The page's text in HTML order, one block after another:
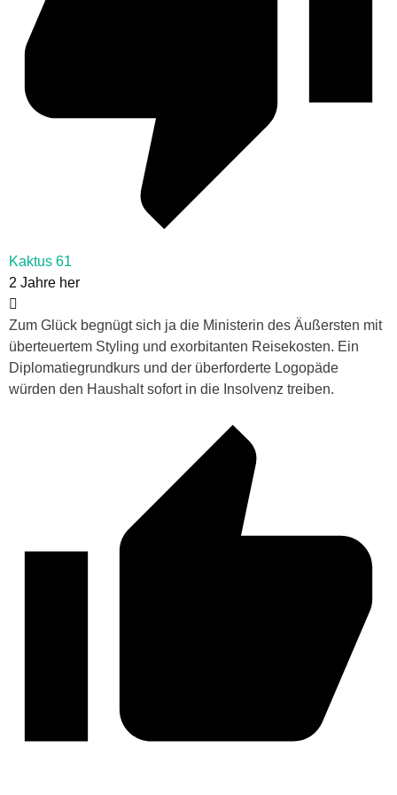
Kaktus 61
2 Jahre her
Zum Glück begnügt sich ja die Ministerin des Äußersten mit
überteuertem Styling und exorbitanten Reisekosten. Ein
Diplomatiegrundkurs und der überforderte Logopäde
würden den Haushalt sofort in die Insolvenz treiben.